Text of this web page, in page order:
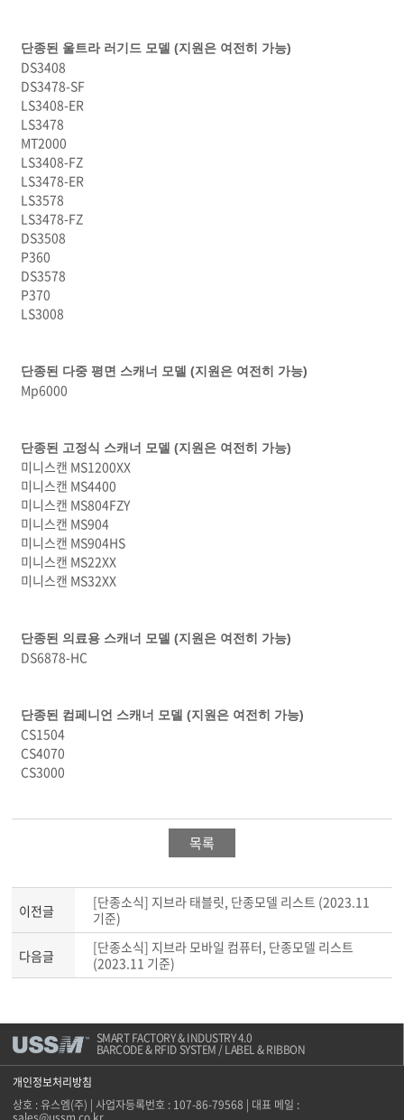
단종된 울트라 러기드 모델 (지원은 여전히 가능)
DS3408
DS3478-SF
LS3408-ER
LS3478
MT2000
LS3408-FZ
LS3478-ER
LS3578
LS3478-FZ
DS3508
P360
DS3578
P370
LS3008
단종된 다중 평면 스캐너 모델 (지원은 여전히 가능)
Mp6000
단종된 고정식 스캐너 모델 (지원은 여전히 가능)
미니스캔 MS1200XX
미니스캔 MS4400
미니스캔 MS804FZY
미니스캔 MS904
미니스캔 MS904HS
미니스캔 MS22XX
미니스캔 MS32XX
단종된 의료용 스캐너 모델 (지원은 여전히 가능)
DS6878-HC
단종된 컴페니언 스캐너 모델 (지원은 여전히 가능)
CS1504
CS4070
CS3000
목록
이전글
[단종소식] 지브라 태블릿, 단종모델 리스트 (2023.11
기준)
다음글
[단종소식] 지브라 모바일 컴퓨터, 단종모델 리스트
(2023.11 기준)
SMART FACTORY & INDUSTRY 4.0
BARCODE & RFID SYSTEM / LABEL & RIBBON
개인정보처리방침
상호 : 유스엠(주) | 사업자등록번호 : 107-86-79568 | 대표 메일 :